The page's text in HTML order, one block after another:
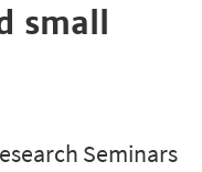
small
Seminars